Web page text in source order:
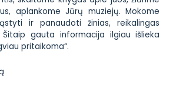
aplankome Jūrų muziejų. Mokome
ir panaudoti žinias, reikalingas
gauta informacija ilgiau išlieka
pritaikoma“.